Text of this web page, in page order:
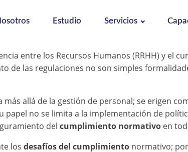
Estudio Servicios
entre los Recursos Humanos (RRHH) y el
de las regulaciones no son simples
más allá de la gestión de personal; se erigen
papel no se limita a la implementación de
del cumplimiento normativo en
los desafíos del cumplimiento normativo;